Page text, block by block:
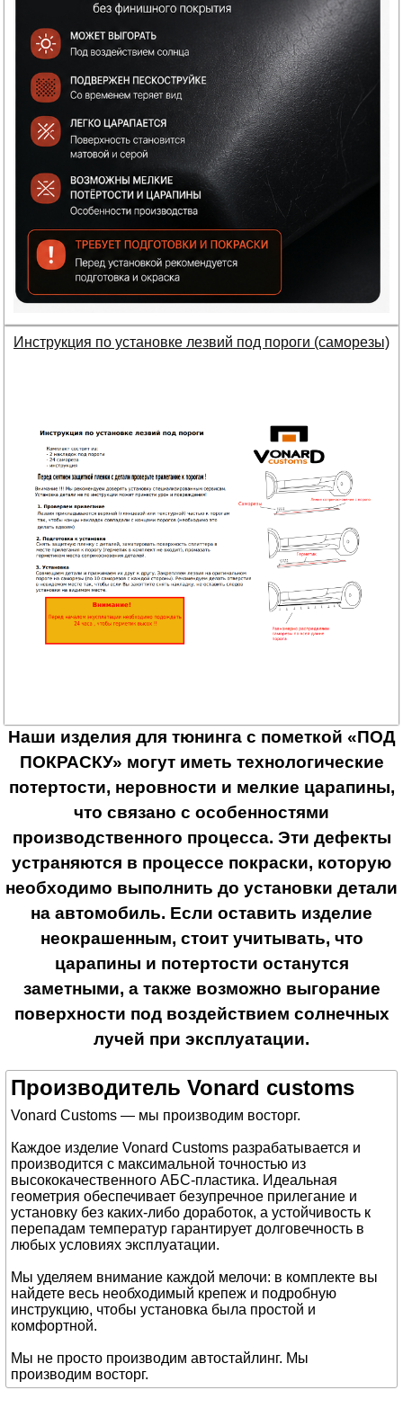
Инструкция по установке лезвий под пороги (саморезы)
Наши изделия для тюнинга с пометкой «ПОД
ПОКРАСКУ» могут иметь технологические
потертости, неровности и мелкие царапины,
что связано с особенностями
производственного процесса. Эти дефекты
устраняются в процессе покраски, которую
необходимо выполнить до установки детали
на автомобиль. Если оставить изделие
неокрашенным, стоит учитывать, что
царапины и потертости останутся
заметными, а также возможно выгорание
поверхности под воздействием солнечных
лучей при эксплуатации.
Производитель Vonard customs
Vonard Customs — мы производим восторг.
Каждое изделие Vonard Customs разрабатывается и
производится с максимальной точностью из
высококачественного АБС-пластика. Идеальная
геометрия обеспечивает безупречное прилегание и
установку без каких-либо доработок, а устойчивость к
перепадам температур гарантирует долговечность в
любых условиях эксплуатации.
Мы уделяем внимание каждой мелочи: в комплекте вы
найдете весь необходимый крепеж и подробную
инструкцию, чтобы установка была простой и
комфортной.
Мы не просто производим автостайлинг. Мы
производим восторг.